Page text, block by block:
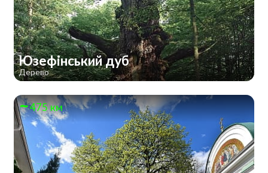
Юзефінський дуб
Дерево
475 км